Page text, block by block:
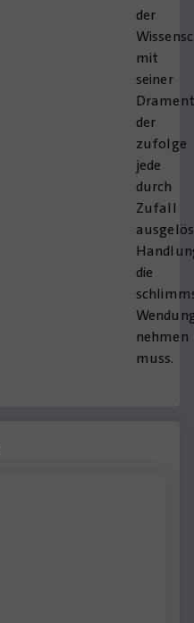
der
mit
seiner
der
zufolge
jede
durch
Zufall
die
nehmen
muss.